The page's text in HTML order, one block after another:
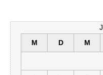
M
D M